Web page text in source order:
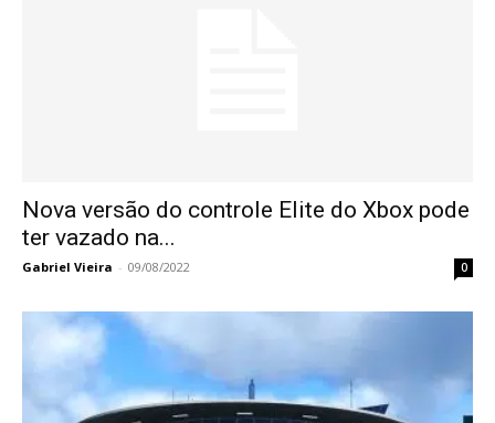
Nova versão do controle Elite do Xbox pode
ter vazado na...
Gabriel Vieira - 09/08/2022 0